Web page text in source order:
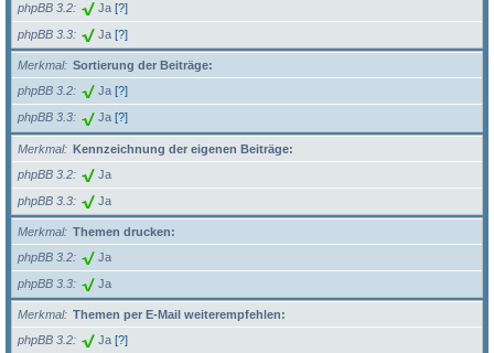
phpBB 3.2
Ja [?]
phpBB 3.3 Ja [?]
Merkmal
Sortierung der Beiträge:
phpBB 3.2
Ja [?]
phpBB 3.3 Ja [?]
Merkmal
Kennzeichnung der eigenen Beiträge:
phpBB 3.2
Ja
phpBB 3.3 Ja
Merkmal
Themen drucken:
phpBB 3.2
Ja
phpBB 3.3 Ja
Merkmal
Themen per E-Mail weiterempfehlen:
phpBB 3.2
Ja [?]